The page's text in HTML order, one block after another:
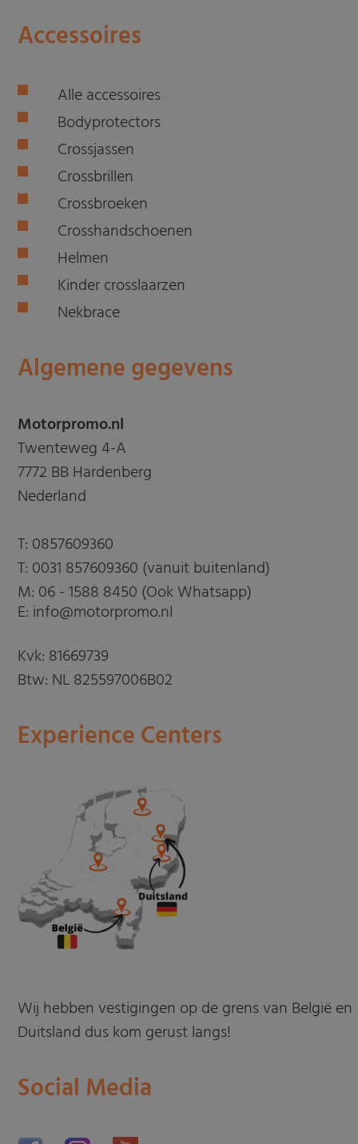
Accessoires
Alle accessoires
Bodyprotectors
Crossjassen
Crossbrillen
Crossbroeken
Crosshandschoenen
Helmen
Kinder crosslaarzen
Nekbrace
Algemene gegevens
Motorpromo.nl
Twenteweg 4-A
7772 BB Hardenberg
Nederland
T: 0857609360
T: 0031 857609360 (vanuit buitenland)
M: 06 - 1588 8450 (Ook Whatsapp)
E: info@motorpromo.nl
Kvk: 81669739
Btw: NL 825597006B02
Experience Centers
Wij hebben vestigingen op de grens van België en
Duitsland dus kom gerust langs!
Social Media